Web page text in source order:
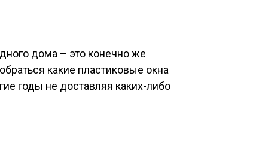
дома – это конечно же
какие пластиковые окна
годы не доставляя каких-либо